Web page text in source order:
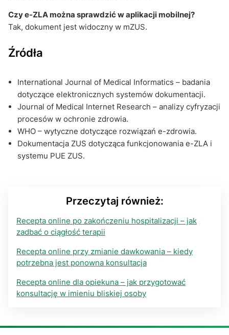
Czy e-ZLA można sprawdzić w aplikacji mobilnej?
Tak, dokument jest widoczny w mZUS.
Źródła
International Journal of Medical Informatics – badania
dotyczące elektronicznych systemów dokumentacji.
Journal of Medical Internet Research – analizy cyfryzacji
procesów w ochronie zdrowia.
WHO – wytyczne dotyczące rozwiązań e-zdrowia.
Dokumentacja ZUS dotycząca funkcjonowania e-ZLA i
systemu PUE ZUS.
Przeczytaj również:
Recepta online po zakończeniu hospitalizacji – jak
zadbać o ciągłość terapii
Recepta online przy zmianie dawkowania – kiedy
potrzebna jest ponowna konsultacja
Recepta online dla opiekuna – jak przygotować
konsultację w imieniu bliskiej osoby